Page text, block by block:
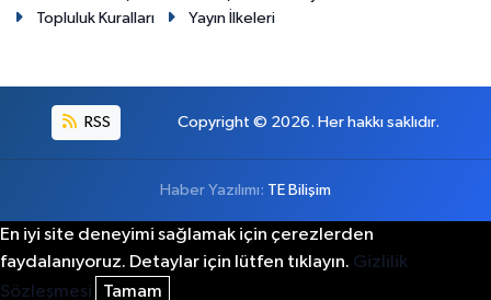
Topluluk Kuralları
Yayın İlkeleri
RSS Copyright © 2026. Her hakkı saklıdır.
Haber Yazılımı: TE Bilişim
En iyi site deneyimi sağlamak için çerezlerden
faydalanıyoruz. Detaylar için lütfen tıklayın. Gizlilik
Sözleşmesi
Tamam